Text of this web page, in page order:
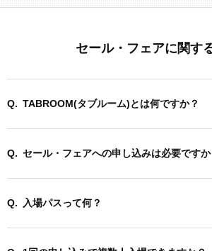
セール・フェアに関す
TABROOM(タブルーム)とは何ですか？
セール・フェアへの申し込みは必要ですか
入場パスって何？